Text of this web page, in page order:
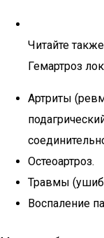
Читайте
Гемартроз
Артриты
Остеоартроз.
Травмы
Воспаление